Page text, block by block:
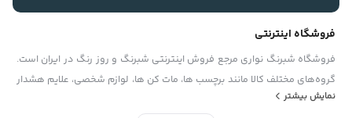
مراجعین ادارات ، بیمارستها ، شرکتها و ارگانها. ۴- برش لوگو و آرم
فروشگاه اینترنتی
فروشگاه شبرنگ نواری مرجع فروش اینترنتی شبرنگ و روز رنگ در ایران است.
گروه‏‏‌های مختلف کالا مانند برچسب ها، مات کن ها، لوازم شخصی، علایم هشدار
دهنده با تنوعی بی‌نظیر دراین فروشگاه عرضه می‏‏‏‌شوند. کاربران و مشتریان
نمایش بیشتر